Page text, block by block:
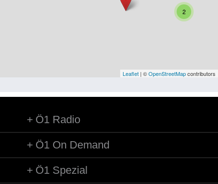
Vorarlberg
Besatzungsmächte
Frauen, Mütter, Kinder
2
Leaflet | ©OpenStreetMapcontributors
Ö1 Radio
Ö1 On Demand
Ö1 Spezial